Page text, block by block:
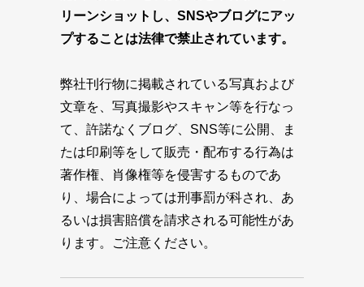
リーンショットし、SNSやブログにアッ
プすることは法律で禁止されています。
弊社刊行物に掲載されている写真および
文章を、写真撮影やスキャン等を行なっ
て、許諾なくブログ、SNS等に公開、ま
たは印刷等をして販売・配布する行為は
著作権、肖像権等を侵害するものであ
り、場合によっては刑事罰が科され、あ
るいは損害賠償を請求される可能性があ
ります。ご注意ください。